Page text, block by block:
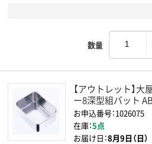
数量
【アウトレット】
ー8深型組バット
お申込番号：1026075
在庫：5点
お届け日：8月9日（日）